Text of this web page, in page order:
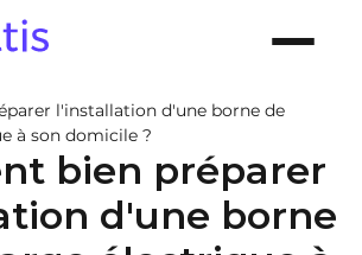
l'installation d'une borne de
à son domicile ?
bien préparer
d'une borne